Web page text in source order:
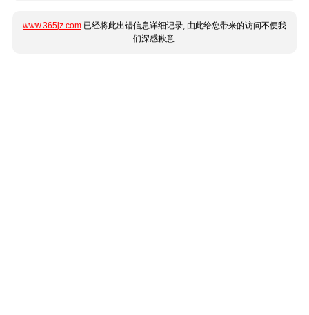
www.365jz.com 已经将此出错信息详细记录, 由此给您带来的访问不便我
们深感歉意.